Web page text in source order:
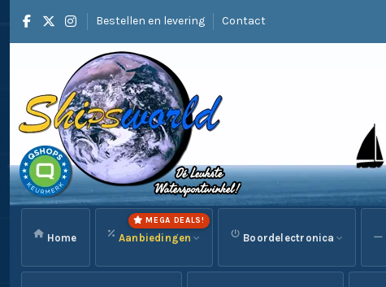
Bestellen en levering Contact
Home Aanbiedingen
MEGA DEALS!
Boordelectronica